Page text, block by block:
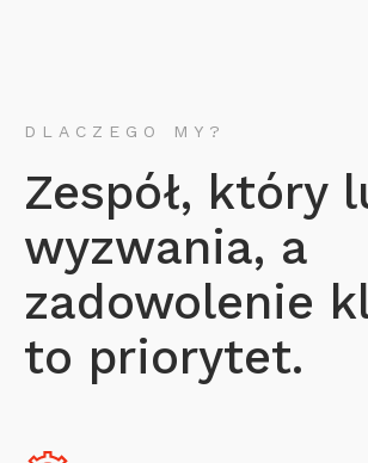
DLACZEGO MY?
Zespół, który
wyzwania, a
zadowolenie
to priorytet.